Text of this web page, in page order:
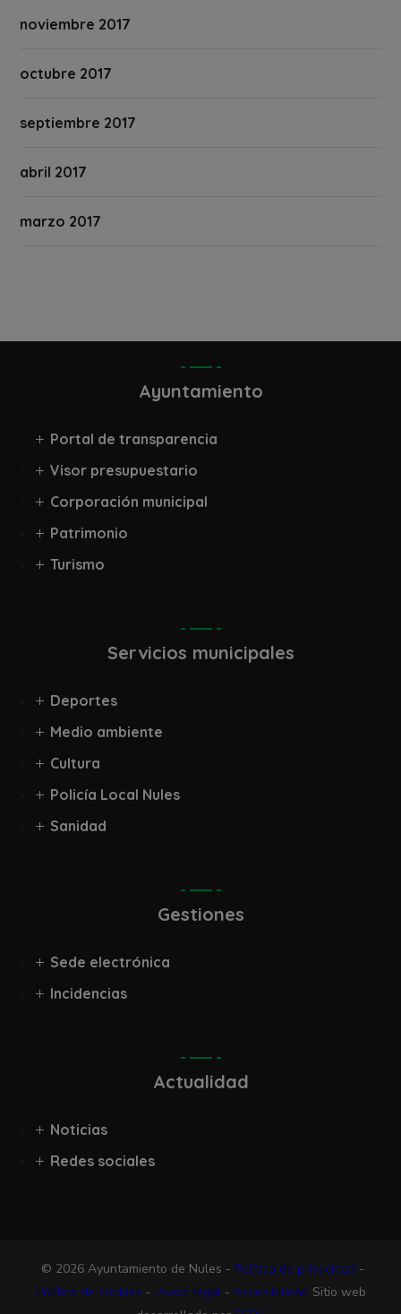
noviembre 2017
octubre 2017
septiembre 2017
abril 2017
marzo 2017
Ayuntamiento
Portal de transparencia
Visor presupuestario
Corporación municipal
Patrimonio
Turismo
Servicios municipales
Deportes
Medio ambiente
Cultura
Policía Local Nules
Sanidad
Gestiones
Sede electrónica
Incidencias
Actualidad
Noticias
Redes sociales
© 2026 Ayuntamiento de Nules - Política de privacidad -
Política de cookies - Aviso legal- Accesibilidad Sitio web